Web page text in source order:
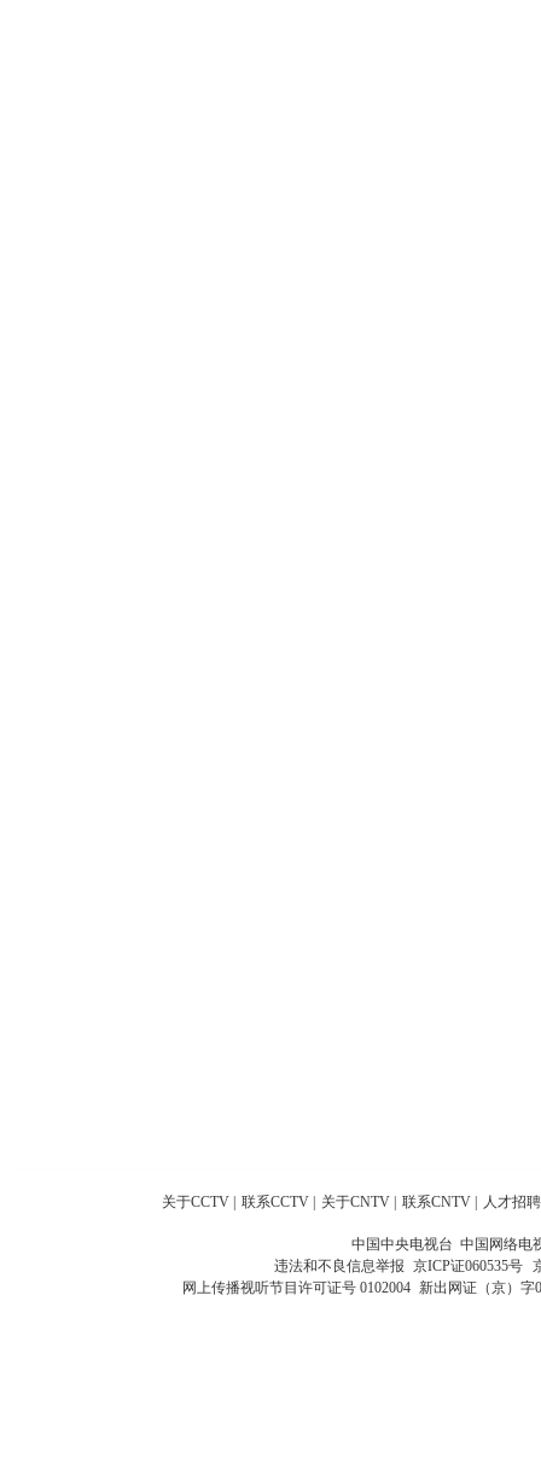
关于CCTV 联系CCTV 关于CNTV 联系CNTV 人才招聘
中国中央电视台 中国网络电
违法和不良信息举报 京ICP证060535号
网上传播视听节目许可证号 0102004 新出网证（京）